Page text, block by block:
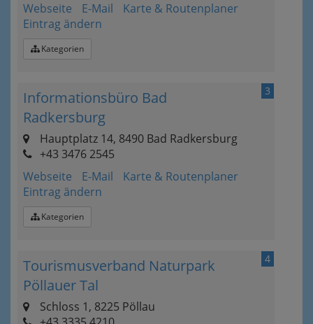
Webseite
E-Mail
Karte & Routenplaner
Eintrag ändern
Kategorien
3
Informationsbüro Bad
Radkersburg
Hauptplatz 14, 8490 Bad Radkersburg
+43 3476 2545
Webseite
E-Mail
Karte & Routenplaner
Eintrag ändern
Kategorien
4
Tourismusverband Naturpark
Pöllauer Tal
Schloss 1, 8225 Pöllau